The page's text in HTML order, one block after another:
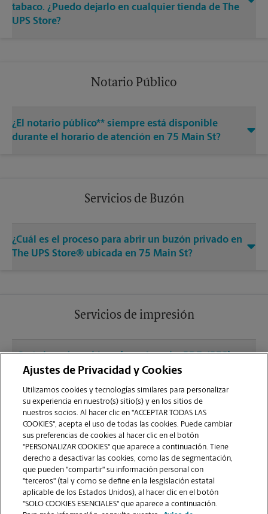
tabaco. ¿Puedo dejarlo en cualquier tienda de The
UPS Store?
Notario Público
¿El notario público** siempre está disponible
durante el horario de atención en 75 Main St?
Servicios de Buzón
¿Cuál es el proceso para abrir un buzón privado en
The UPS Store® ubicada en 75 Main St?
Servicios de impresión
¿Qué clase de archivos (por ejemplo, PDF, JPEG)
debo usar para enviar a imprimir documentos en
¿Puedo terminar un trabajo de impresión
(laminado, encuadernado o engrapado) en la
sucursal ubicada en 75 Main St?
¿La sucursal de Plymouth ofrece servicios de
impresión de gran formato como pancartas,
carteles o planos?
Ajustes de Privacidad y Cookies
Utilizamos cookies y tecnologías similares para personalizar
su experiencia en nuestro(s) sitio(s) y en los sitios de
nuestros socios. Al hacer clic en "ACCEPTAR TODAS LAS
COOKIES", acepta el uso de todas las cookies. Puede cambiar
sus preferencias de cookies al hacer clic en el botón
"PERSONALIZAR COOKIES" que aparece a continuación. Tiene
derecho a desactivar las cookies, como las de segmentación,
que pueden "compartir" su información personal con
"terceros" (tal y como se define en la lesgislación estatal
aplicable de los Estados Unidos), al hacer clic en el botón
"SOLO COOKIES ESENCIALES" que aparece a continuación.